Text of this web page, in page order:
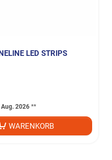
LED STRIPS
2026 **
WARENKORB